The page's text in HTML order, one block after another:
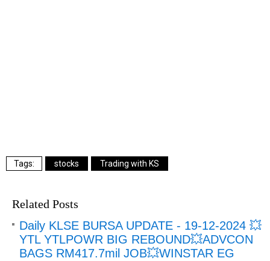
stocks Trading with KS
Related Posts
Daily KLSE BURSA UPDATE - 19-12-2024 💥
YTL YTLPOWR BIG REBOUND💥ADVCON
BAGS RM417.7mil JOB💥WINSTAR EG